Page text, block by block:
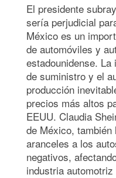
El presidente
sería perjudicial
México es un
de automóviles y
estadounidense.
de suministro y el
producción
precios más altos
EEUU. Claudia
de México, también
aranceles a los
negativos,
industria